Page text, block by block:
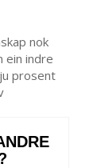
nok
ein indre
prosent